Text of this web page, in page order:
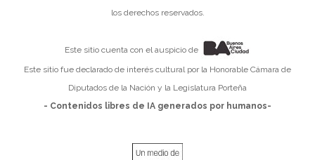
los derechos reservados.
Este sitio cuenta con el auspicio de
Este sitio fue declarado de interés cultural por la Honorable Cámara de
Diputados de la Nación y la Legislatura Porteña
- Contenidos libres de IA generados por humanos-